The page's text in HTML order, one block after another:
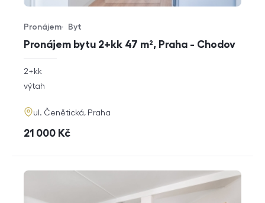
Pronájem bytu 2+kk 47 m², Praha - Chodov
Typ nabídky
Pronájem
Typ nemovitosti
Byt
rozměry
dispozice
2+kk
funkce
výtah
adresa
ul. Čenětická, Praha
cena
21 000 Kč